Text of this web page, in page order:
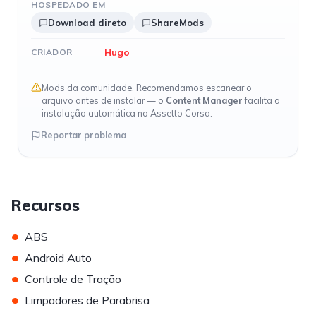
HOSPEDADO EM
Download direto ShareMods
CRIADOR Hugo
Mods da comunidade. Recomendamos escanear o
arquivo antes de instalar — o Content Managerfacilita a
instalação automática no Assetto Corsa.
Reportar problema
Recursos
• ABS
• Android Auto
• Controle de Tração
• Limpadores de Parabrisa